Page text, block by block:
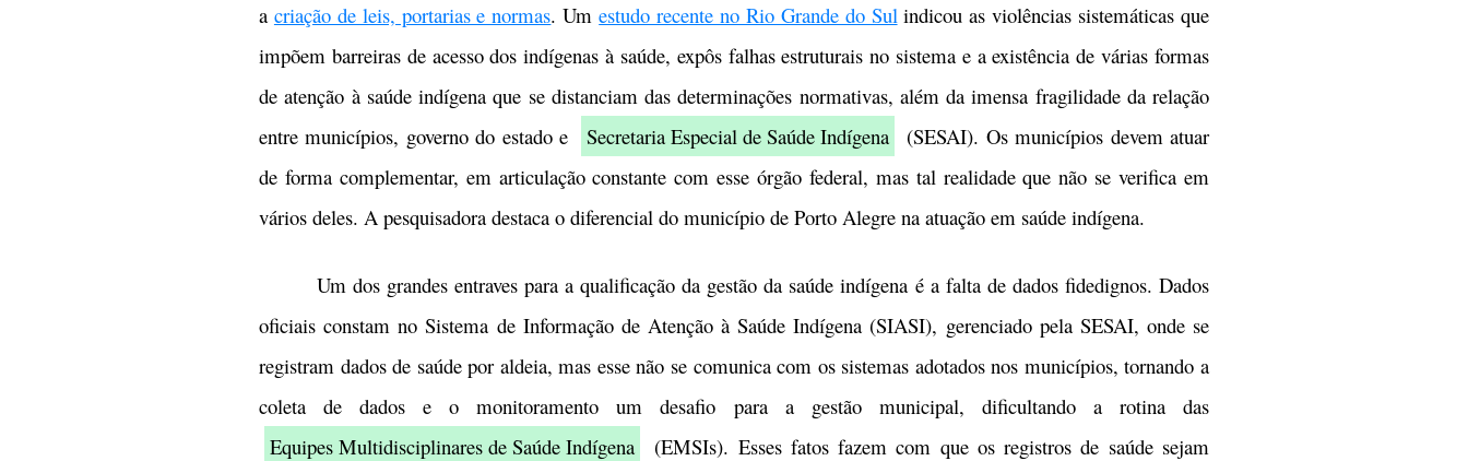
a criação de leis, portarias e normas. Umestudo recente no Rio Grande do Sulindicou as violências sistemáticas que
impõem barreiras de acesso dos indígenas à saúde, expôs falhas estruturais no sistema e a existência de várias formas
de atenção à saúde indígena que se distanciam das determinações normativas, além da imensa fragilidade da relação
entre municípios, governo do estado e
Secretaria Especial de Saúde Indígena
(SESAI). Os municípios devem atuar
de forma complementar, em articulação constante com esse órgão federal, mas tal realidade que não se verifica em
vários deles. A pesquisadora destaca o diferencial do município de Porto Alegre na atuação em saúde indígena.
Um dos grandes entraves para a qualificação da gestão da saúde indígena é a falta de dados fidedignos. Dados
oficiais constam no Sistema de Informação de Atenção à Saúde Indígena (SIASI), gerenciado pela SESAI, onde se
registram dados de saúde por aldeia, mas esse não se comunica com os sistemas adotados nos municípios, tornando a
coleta de dados e o monitoramento um desafio para a gestão municipal, dificultando a rotina das
Equipes Multidisciplinares de Saúde Indígena
(EMSIs). Esses fatos fazem com que os registros de saúde sejam